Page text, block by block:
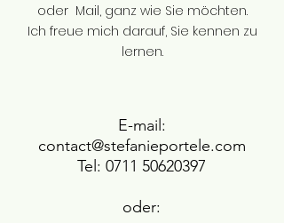
oder Mail, ganz wie Sie möchten.
Ich freue mich darauf, Sie kennen zu
lernen.
E-mail:
contact@stefanieportele.com
Tel: 0711 50620397
oder: